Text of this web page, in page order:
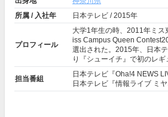
所属 / 入社年
日本テレビ / 2015年
プロフィール
大学1年生の時、2011年ミス
iss Campus Queen
選出された。2015年、日本
り『シューイチ』で初のレギ
担当番組
日本テレビ『Oha!4 NEWS
日本テレビ『情報ライブ ミ